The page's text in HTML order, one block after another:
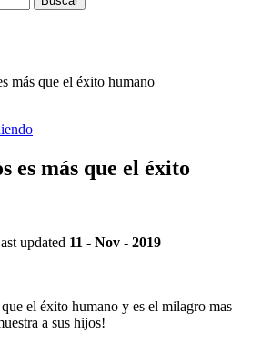
más que el éxito humano
es más que el éxito
updated 11 - Nov - 2019
el éxito humano y es el milagro mas
a sus hijos!